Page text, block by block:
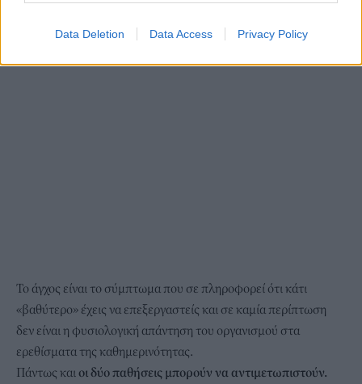
Data Deletion Data Access Privacy Policy
Το άγχος είναι το σύμπτωμα που σε πληροφορεί ότι κάτι
«βαθύτερο» έχεις να επεξεργαστείς και σε καμία περίπτωση
δεν είναι η φυσιολογική απάντηση του οργανισμού στα
ερεθίσματα της καθημερινότητας.
Πάντως και οι δύο παθήσεις μπορούν να αντιμετωπιστούν.